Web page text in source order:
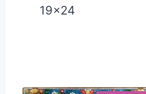
19x24